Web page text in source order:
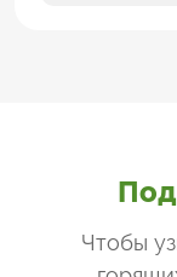
Чтобы